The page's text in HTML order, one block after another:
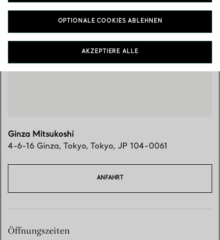
Besuchen Sie uns
Ginza Mitsukoshi
4-6-16 Ginza, Tokyo, Tokyo, JP 104-0061
ANFAHRT
Öffnungszeiten
OPTIONALE COOKIES ABLEHNEN
AKZEPTIERE ALLE